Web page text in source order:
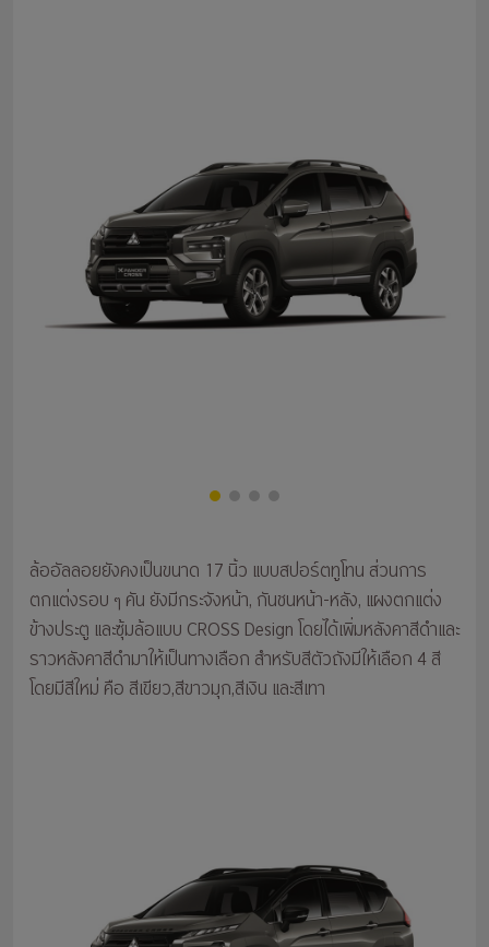
ล้ออัลลอยยังคงเป็นขนาด 17 นิ้ว แบบสปอร์ตทูโทน ส่วนการ
ตกแต่งรอบ ๆ คัน ยังมีกระจังหน้า, กันชนหน้า-หลัง, แผงตกแต่ง
ข้างประตู และซุ้มล้อแบบ CROSS Design โดยได้เพิ่มหลังคาสีดำและ
ราวหลังคาสีดำมาให้เป็นทางเลือก สำหรับสีตัวถังมีให้เลือก 4 สี
โดยมีสีใหม่ คือ สีเขียว,สีขาวมุก,สีเงิน และสีเทา